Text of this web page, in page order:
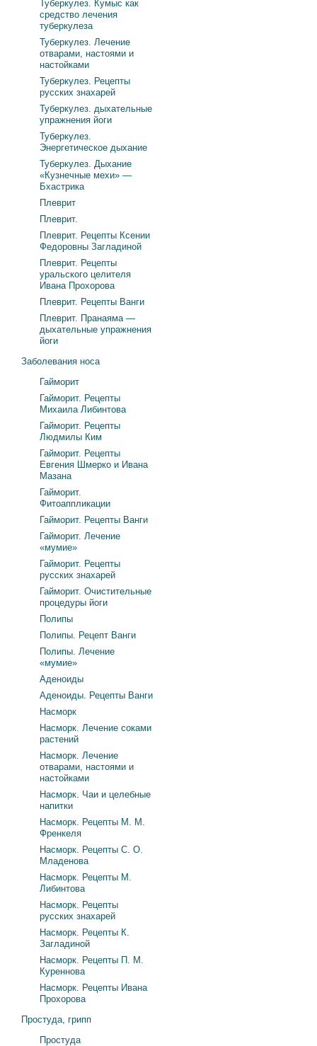
Туберкулез. Кумыс как
средство лечения
туберкулеза
Туберкулез. Лечение
отварами, настоями и
настойками
Туберкулез. Рецепты
русских знахарей
Туберкулез. дыхательные
упражнения йоги
Туберкулез.
Энергетическое дыхание
Туберкулез. Дыхание
«Кузнечные мехи» —
Бхастрика
Плеврит
Плеврит.
Плеврит. Рецепты Ксении
Федоровны Загладиной
Плеврит. Рецепты
уральского целителя
Ивана Прохорова
Плеврит. Рецепты Ванги
Плеврит. Пранаяма —
дыхательные упражнения
йоги
Заболевания носа
Гайморит
Гайморит. Рецепты
Михаила Либинтова
Гайморит. Рецепты
Людмилы Ким
Гайморит. Рецепты
Евгения Шмерко и Ивана
Мазана
Гайморит.
Фитоаппликации
Гайморит. Рецепты Ванги
Гайморит. Лечение
«мумие»
Гайморит. Рецепты
русских знахарей
Гайморит. Очистительные
процедуры йоги
Полипы
Полипы. Рецепт Ванги
Полипы. Лечение
«мумие»
Аденоиды
Аденоиды. Рецепты Ванги
Насморк
Насморк. Лечение соками
растений
Насморк. Лечение
отварами, настоями и
настойками
Насморк. Чаи и целебные
напитки
Насморк. Рецепты М. М.
Френкеля
Насморк. Рецепты С. О.
Младенова
Насморк. Рецепты М.
Либинтова
Насморк. Рецепты
русских знахарей
Насморк. Рецепты К.
Загладиной
Насморк. Рецепты П. М.
Куреннова
Насморк. Рецепты Ивана
Прохорова
Простуда, грипп
Простуда